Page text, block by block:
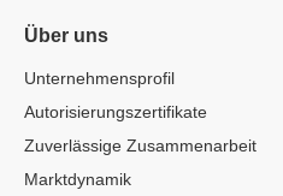
Über uns
Unternehmensprofil
Autorisierungszertifikate
Zuverlässige Zusammenarbeit
Marktdynamik